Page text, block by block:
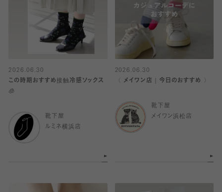
2026.06.30
この時期おすすめ接触冷感ソックス
🧊
靴下屋
ルミネ横浜店
2026.06.30
〈 メイワン店｜今日のおすすめ 〉
靴下屋
メイワン浜松店